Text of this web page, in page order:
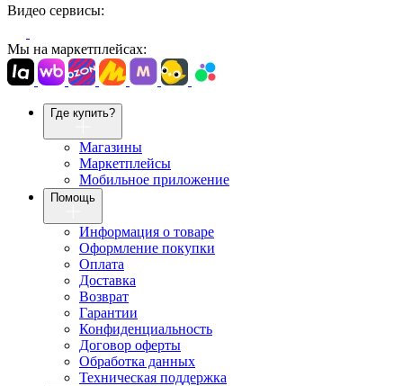
Видео сервисы:
Мы на маркетплейсах:
Где купить?
Магазины
Маркетплейсы
Мобильное приложение
Помощь
Информация о товаре
Оформление покупки
Оплата
Доставка
Возврат
Гарантии
Конфиденциальность
Договор оферты
Обработка данных
Техническая поддержка